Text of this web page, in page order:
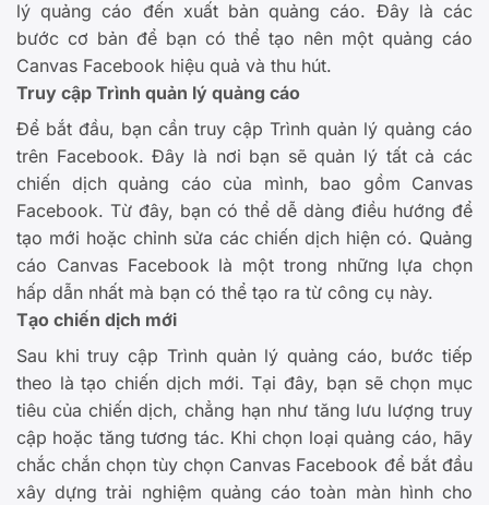
lý quảng cáo đến xuất bản quảng cáo. Đây là các
bước cơ bản để bạn có thể tạo nên một quảng cáo
Canvas Facebook hiệu quả và thu hút.
Truy cập Trình quản lý quảng cáo
Để bắt đầu, bạn cần truy cập Trình quản lý quảng cáo
trên Facebook. Đây là nơi bạn sẽ quản lý tất cả các
chiến dịch quảng cáo của mình, bao gồm Canvas
Facebook. Từ đây, bạn có thể dễ dàng điều hướng để
tạo mới hoặc chỉnh sửa các chiến dịch hiện có. Quảng
cáo Canvas Facebook là một trong những lựa chọn
hấp dẫn nhất mà bạn có thể tạo ra từ công cụ này.
Tạo chiến dịch mới
Sau khi truy cập Trình quản lý quảng cáo, bước tiếp
theo là tạo chiến dịch mới. Tại đây, bạn sẽ chọn mục
tiêu của chiến dịch, chẳng hạn như tăng lưu lượng truy
cập hoặc tăng tương tác. Khi chọn loại quảng cáo, hãy
chắc chắn chọn tùy chọn Canvas Facebook để bắt đầu
xây dựng trải nghiệm quảng cáo toàn màn hình cho